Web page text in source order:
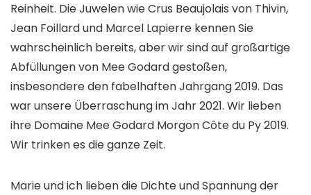
Reinheit. Die Juwelen wie Crus Beaujolais von Thivin,
Jean Foillard und Marcel Lapierre kennen Sie
wahrscheinlich bereits, aber wir sind auf großartige
Abfüllungen von Mee Godard gestoßen,
insbesondere den fabelhaften Jahrgang 2019. Das
war unsere Überraschung im Jahr 2021. Wir lieben
ihre Domaine Mee Godard Morgon Côte du Py 2019.
Wir trinken es die ganze Zeit.
Marie und ich lieben die Dichte und Spannung der